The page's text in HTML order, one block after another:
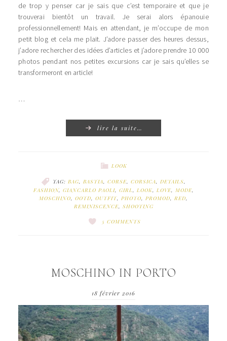
de trop y penser car je sais que c’est temporaire et que je
trouverai bientôt un travail. Je serai alors épanouie
professionnellement! Mais en attendant, je m’occupe de mon
petit blog et cela me plait. J’adore passer des heures dessus,
j’adore rechercher des idées d’articles et j’adore prendre 10 000
photos pendant nos petites excursions car je sais qu’elles se
transformeront en article!
…
lire la suite…
LOOK
TAG: BAG BASTIA CORSE CORSICA DETAILS
FASHION, GIANCARLO PAOLI, GIRL LOOK LOVE, MODE,
MOSCHINO
OOTD OUTFIT PHOTO PROMOD RED
REMINISCENCE, SHOOTING
5 COMMENTS
MOSCHINO IN PORTO
18 février 2016